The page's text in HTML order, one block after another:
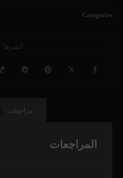
Categories
مراجعات
المراجعات